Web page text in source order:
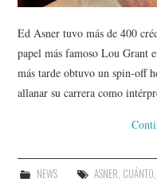
Ed Asner tuvo más de 400
papel más famoso Lou Grant
más tarde obtuvo un spin-off
allanar su carrera como
NEWS ASNER, CUÁNTO,